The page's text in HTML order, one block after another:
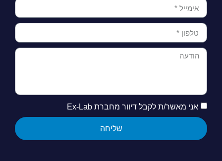
אני מאשר/ת לקבל דיוור מחברת Ex-Lab
שליחה